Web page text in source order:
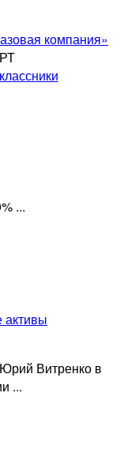
компания»
...
активы
Витренко в
...